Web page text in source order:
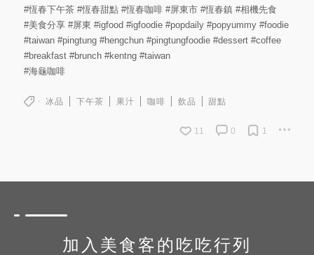
#恆春下午茶 #恆春甜點 #恆春咖啡 #屏東市 #恆春鎮 #相機先食
#美食分享 #屏東 #igfood #igfoodie #popdaily #popyummy #foodie
#taiwan #pingtung #hengchun #pingtungfoodie #dessert #coffee
#breakfast #brunch #kentng #taiwan
#海龜咖啡
冰品 下午茶 果汁 咖啡 飲品 甜點
11 0 1
加入美食客的吃吃行列